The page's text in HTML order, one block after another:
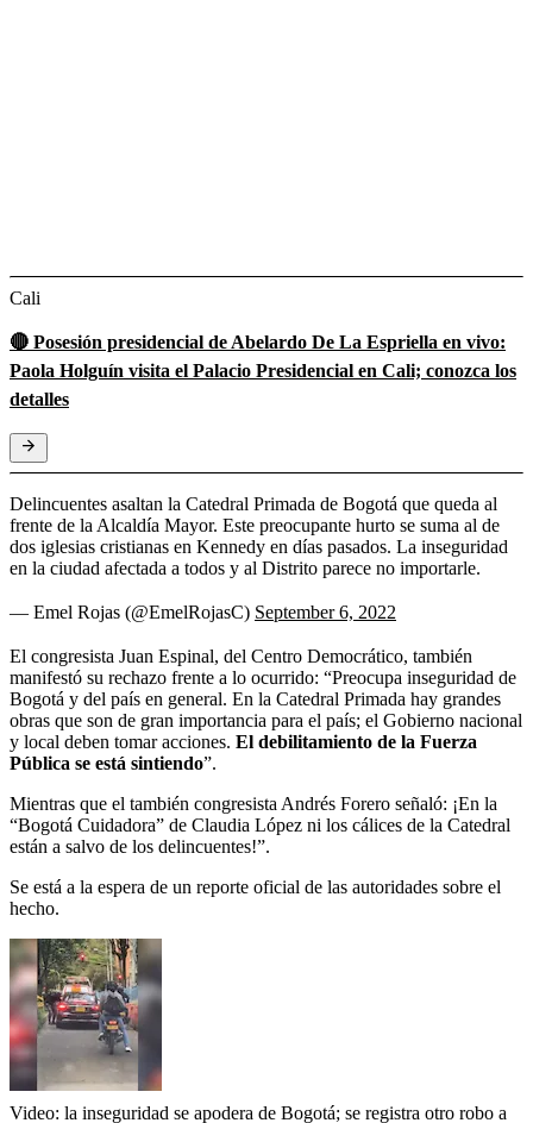
Cali
🔴 Posesión presidencial de Abelardo De La Espriella en vivo:
Paola Holguín visita el Palacio Presidencial en Cali; conozca los
detalles
Delincuentes asaltan la Catedral Primada de Bogotá que queda al
frente de la Alcaldía Mayor. Este preocupante hurto se suma al de
dos iglesias cristianas en Kennedy en días pasados. La inseguridad
en la ciudad afectada a todos y al Distrito parece no importarle.
— Emel Rojas (@EmelRojasC) September 6, 2022
El congresista Juan Espinal, del Centro Democrático, también
manifestó su rechazo frente a lo ocurrido: “Preocupa inseguridad de
Bogotá y del país en general. En la Catedral Primada hay grandes
obras que son de gran importancia para el país; el Gobierno nacional
y local deben tomar acciones. El debilitamiento de la Fuerza
Pública se está sintiendo”.
Mientras que el también congresista Andrés Forero señaló: ¡En la
“Bogotá Cuidadora” de Claudia López ni los cálices de la Catedral
están a salvo de los delincuentes!”.
Se está a la espera de un reporte oficial de las autoridades sobre el
hecho.
Video: la inseguridad se apodera de Bogotá; se registra otro robo a